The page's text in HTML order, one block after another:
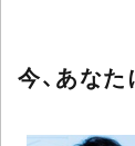
今、あな